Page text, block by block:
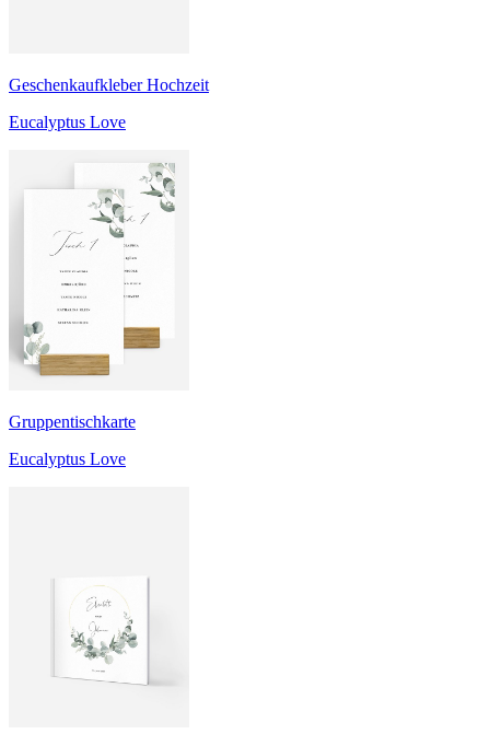
Geschenkaufkleber Hochzeit
Eucalyptus Love
Gruppentischkarte
Eucalyptus Love